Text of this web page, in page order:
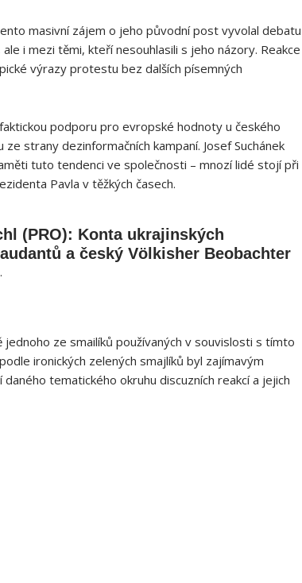
masivní zájem o jeho původní post vyvolal debatu
i mezi těmi, kteří nesouhlasili s jeho názory. Reakce
výrazy protestu bez dalších písemných
podporu pro evropské hodnoty u českého
strany dezinformačních kampaní. Josef Suchánek
tuto tendenci ve společnosti – mnozí lidé stojí při
Pavla v těžkých časech.
(PRO): Konta ukrajinských
a český Völkisher Beobachter
ze smailíků používaných v souvislosti s tímto
ironických zelených smajlíků byl zajímavým
tematického okruhu discuzních reakcí a jejich